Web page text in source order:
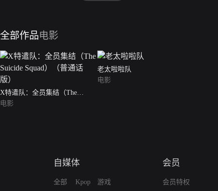
全部作品电影
X特遣队：全员集结（The
Suicide Squad）（普通话版）
电影
老太啦啦队
电影
自媒体
全部
Kpop
游戏
会员
会员特权